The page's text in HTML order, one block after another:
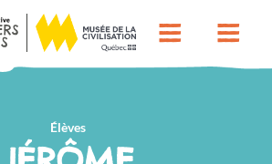
Élèves